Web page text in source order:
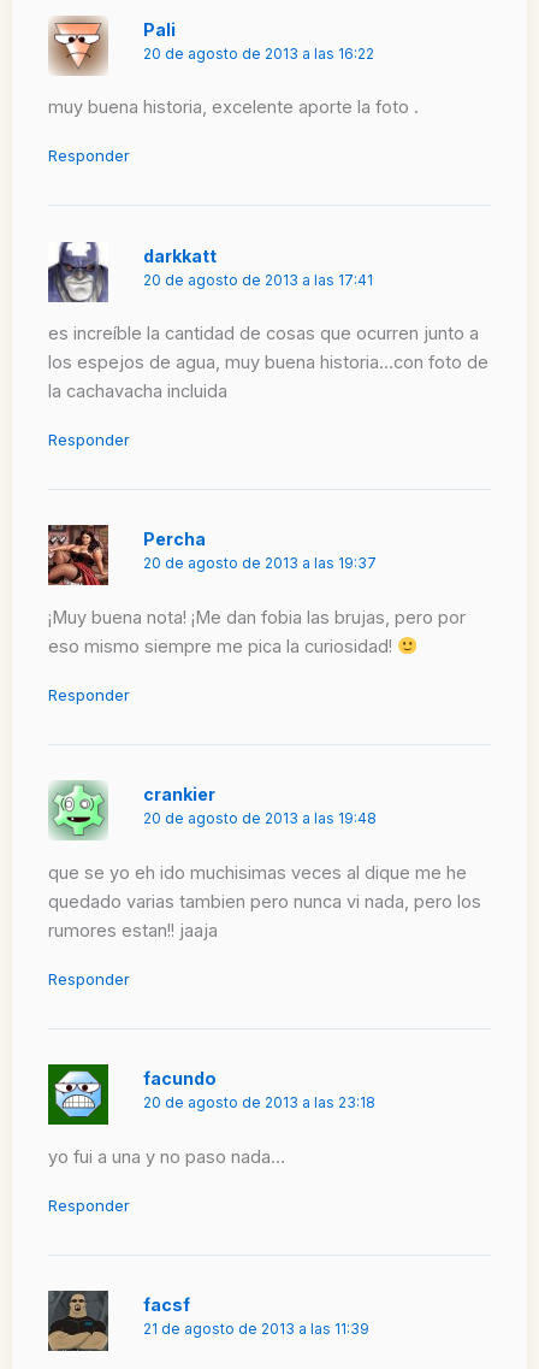
Pali
20 de agosto de 2013 a las 16:22
muy buena historia, excelente aporte la foto .
Responder
darkkatt
20 de agosto de 2013 a las 17:41
es increíble la cantidad de cosas que ocurren junto a
los espejos de agua, muy buena historia…con foto de
la cachavacha incluida
Responder
Percha
20 de agosto de 2013 a las 19:37
¡Muy buena nota! ¡Me dan fobia las brujas, pero por
eso mismo siempre me pica la curiosidad!
Responder
crankier
20 de agosto de 2013 a las 19:48
que se yo eh ido muchisimas veces al dique me he
quedado varias tambien pero nunca vi nada, pero los
rumores estan!! jaaja
Responder
facundo
20 de agosto de 2013 a las 23:18
yo fui a una y no paso nada…
Responder
facsf
21 de agosto de 2013 a las 11:39